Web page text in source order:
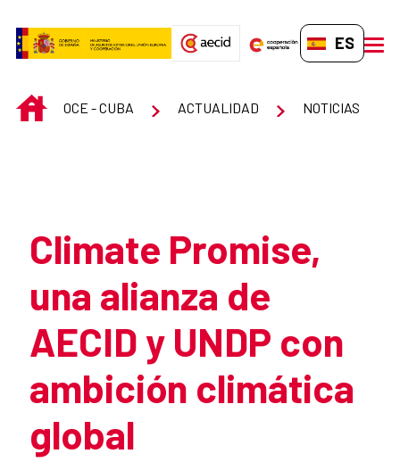
ES-ES
INICIOOCE - CUBA ACTUALIDAD NOTICIAS
Climate Promise,
una alianza de
AECID y UNDP con
ambición climática
global